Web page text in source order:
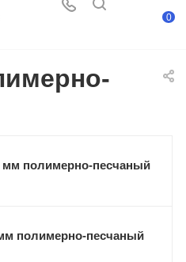
0
мм полимерно-песчаный
полимерно-песчаный